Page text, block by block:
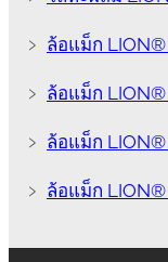
﹥ ล้อแม็ก LION®
﹥ ล้อแม็ก LION®
﹥ ล้อแม็ก LION®
﹥ ล้อแม็ก LION®